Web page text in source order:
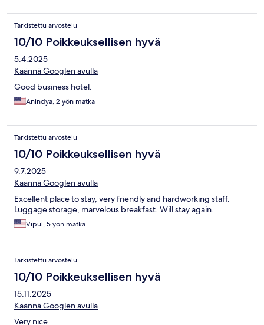
Tarkistettu arvostelu
10/10 Poikkeuksellisen hyvä
5.4.2025
Käännä Googlen avulla
Good business hotel.
Anindya, 2 yön matka
Tarkistettu arvostelu
10/10 Poikkeuksellisen hyvä
9.7.2025
Käännä Googlen avulla
Excellent place to stay, very friendly and hardworking staff.
Luggage storage, marvelous breakfast. Will stay again.
Vipul, 5 yön matka
Tarkistettu arvostelu
10/10 Poikkeuksellisen hyvä
15.11.2025
Käännä Googlen avulla
Very nice